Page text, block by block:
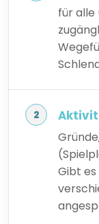
für alle
Gibt